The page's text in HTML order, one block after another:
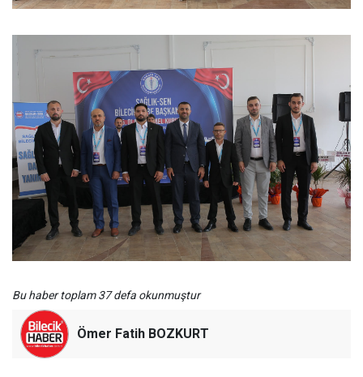
Bu haber toplam 37 defa okunmuştur
Ömer Fatih BOZKURT